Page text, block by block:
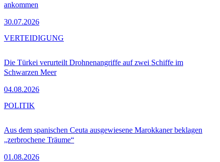
ankommen
30.07.2026
Die Türkei verurteilt Drohnenangriffe auf zwei Schiffe im
Schwarzen Meer
04.08.2026
VERTEIDIGUNG
Aus dem spanischen Ceuta ausgewiesene Marokkaner beklagen
„zerbrochene Träume“
01.08.2026
POLITIK